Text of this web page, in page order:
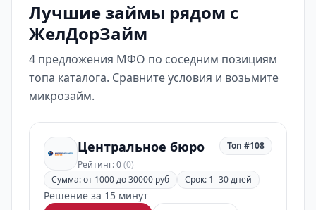
Лучшие займы рядом с
ЖелДорЗайм
4 предложения МФО по соседним позициям
топа каталога. Сравните условия и возьмите
микрозайм.
Центральное бюро
Рейтинг: 0(0)
Топ #108
Сумма: от 1000 до 30000 руб Срок: 1 -30 дней
Решение за 15 минут